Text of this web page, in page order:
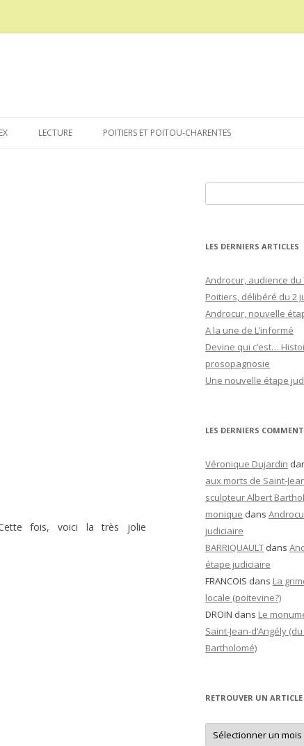
au
LECTURE POITIERS ET POITOU-CHARENTES
fois, voici la très jolie
LES DERNIERS ARTICLES
Androcur, audience du
Poitiers, délibéré du 2
Androcur, nouvelle
A la une de L’informé
Devine qui c’est…
prosopagnosie
Une nouvelle étape
LES DERNIERS
Véronique Dujardin
aux morts de Saint-
sculpteur Albert
monique dans
judiciaire
BARRIQUAULT dans
étape judiciaire
FRANCOIS dans La
locale (poitevine?)
DROIN dans Le
Saint-Jean-d’Angély
Bartholomé)
RETROUVER UN
Retrouver
un